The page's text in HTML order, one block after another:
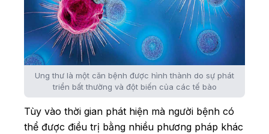
Ung thư là một căn bệnh được hình thành do sự phát
triển bất thường và đột biến của các tế bào
Tùy vào thời gian phát hiện mà người bệnh có
thể được điều trị bằng nhiều phương pháp khác